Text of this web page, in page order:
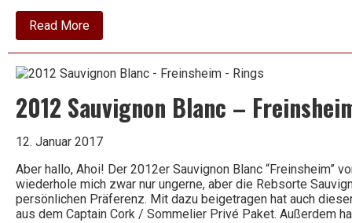
Read Moreabout
2019
Riesling
Kläuserweg
Dillmann
2012 Sauvignon Blanc –
12. Januar 2017
Aber hallo, Ahoi! Der 2012er Sauvignon Blanc “Freinsheim”
wiederhole mich zwar nur ungerne, aber die Rebsorte
persönlichen Präferenz. Mit dazu beigetragen hat auch
aus dem Captain Cork / Sommelier Privé Paket. Außerdem